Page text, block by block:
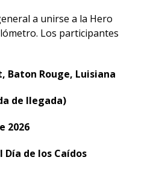
a unirse a la Hero
Los participantes
Baton Rouge, Luisiana
de llegada)
2026
Día de los Caídos